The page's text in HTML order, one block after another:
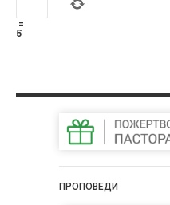
=
5
ПРОПОВЕДИ